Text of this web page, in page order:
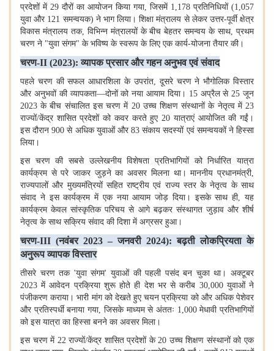
प्रदेशों में 29 दौरों का आयोजन किया गया, जिसमें 1,178 प्रतिनिधियों (1,057
युवा और 121 समन्वयक) ने भाग लिया। शिक्षा मंत्रालय से लेकर उत्तर-पूर्वी क्षेत्र
विकास मंत्रालय तक, विभिन्न मंत्रालयों के बीच बेहतर समन्वय के साथ,प्रथम
चरण ने "युवा संगम" के भविष्य के स्वरूप के लिए एक कार्य-योजना तैयार की।
चरण-II (2023):व्यापक प्रसार और गहन अनुभव एवं संवाद
पहले चरण की सफल आधारशिला के उपरांत, दूसरे चरण ने भौगोलिक विस्तार
और अनुभवों की व्यापकता—दोनों को नया आयाम दिया। 15 अप्रैल से25जून
2023के बीच संचालित इस चरण में 20 उच्च शिक्षण संस्थानों के नेतृत्व में23
राज्यों/केंद्र शासित प्रदेशों को कवर करते हुए20 यात्राएं आयोजित की गईं।
इस दौरान900से अधिक युवाओं और83संकाय सदस्यों एवं समन्वयकों ने हिस्सा
लिया।
इस चरण की सबसे उल्लेखनीय विशेषता प्रतिभागियों को निर्धारित यात्रा
कार्यक्रम से परे जाकर जुड़ने का अवसर मिलना था। माननीय प्रधानमंत्री,
राज्यपालों और मुख्यमंत्रियों सहित राष्ट्रीय एवं राज्य स्तर के नेतृत्व के साथ
संवाद ने इस कार्यक्रम में एक नया आयाम जोड़ दिया। इसके साथ ही,यह
कार्यक्रम केवल सांस्कृतिक परिचय से आगे बढ़कर संस्थागत जुड़ाव और शीर्ष
नेतृत्व के साथ सक्रिय संवाद की दिशा में अग्रसर हुआ।
चरण-III (नवंबर 2023 –जनवरी 2024):बढ़ती लोकप्रियता के
अनुरूप व्यापक विस्तार
तीसरे चरण तक 'युवा संगम' युवाओं की पहली पसंद बन चुका था। अक्टूबर
2023में आवेदन प्रक्रिया शुरू होते ही देश भर से करीब 30,000 युवाओं ने
पंजीकरण कराया। भारी मांग को देखते हुए चयन प्रक्रिया को और अधिक पेशेवर
और प्रतिस्पर्धी बनाया गया, जिसके माध्यम से अंततः 1,000मेधावी प्रतिभागियों
को इस यात्रा का हिस्सा बनने का अवसर मिला।
इस चरण में 22राज्यों/केंद्र शासित प्रदेशों के20 उच्च शिक्षण संस्थानों को एक